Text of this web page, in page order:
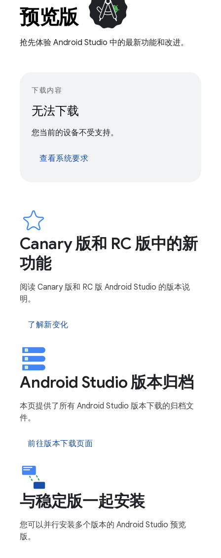
预览版
抢先体验 Android Studio 中的最新功能和改进。
下载内容
无法下载
您当前的设备不受支持。
查看系统要求
Canary 版和 RC 版中的新
功能
阅读 Canary 版和 RC 版 Android Studio 的版本说
明。
了解新变化
Android Studio 版本归档
本页提供了所有 Android Studio 版本下载的归档文
件。
前往版本下载页面
与稳定版一起安装
您可以并行安装多个版本的 Android Studio 预览
版。